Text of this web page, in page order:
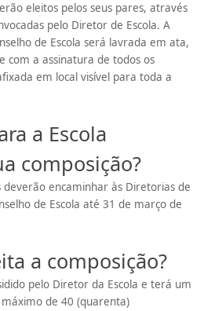
eleitos pelos seus pares, através
pelo Diretor de Escola. A
de Escola será lavrada em ata,
com a assinatura de todos os
em local visível para toda a
a Escola
composição?
deverão encaminhar às Diretorias de
de Escola até 31 de março de
a composição?
pelo Diretor da Escola e terá um
de 40 (quarenta)